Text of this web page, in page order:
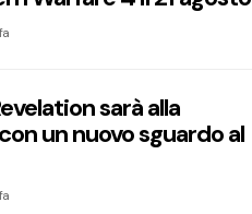
sarà alla
un nuovo sguardo al